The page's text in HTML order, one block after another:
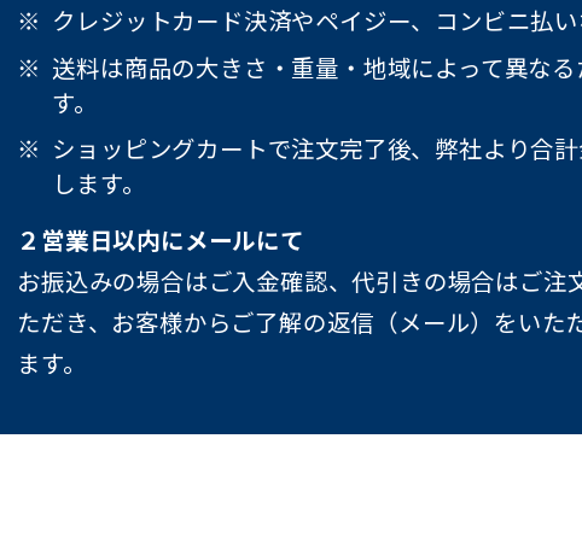
クレジットカード決済やペイジー、コンビニ払い
送料は商品の大きさ・重量・地域によって異な
す。
ショッピングカートで注文完了後、弊社より合
します。
２営業日以内にメールにて
お振込みの場合はご入金確認、代引きの場合はご注
ただき、お客様からご了解の返信（メール）をいた
ます。